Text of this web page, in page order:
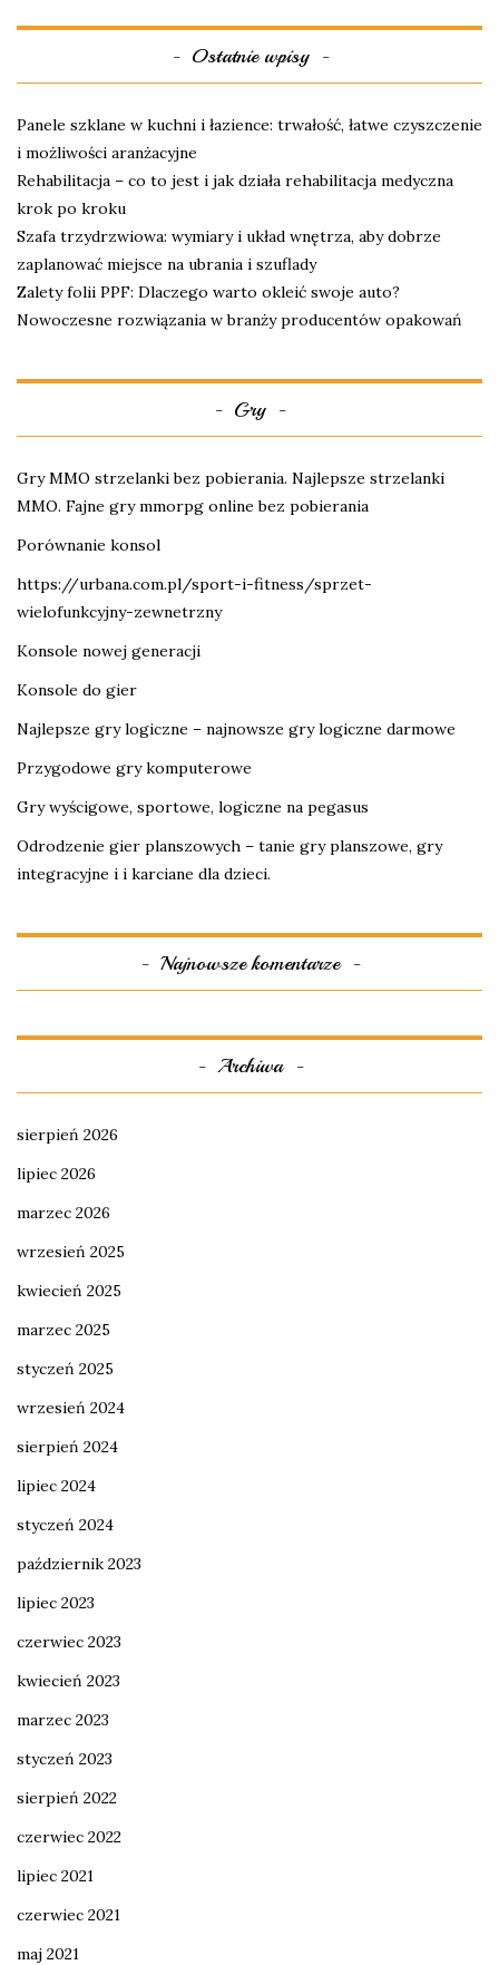
Ostatnie wpisy
Panele szklane w kuchni i łazience: trwałość, łatwe czyszczenie
i możliwości aranżacyjne
Rehabilitacja – co to jest i jak działa rehabilitacja medyczna
krok po kroku
Szafa trzydrzwiowa: wymiary i układ wnętrza, aby dobrze
zaplanować miejsce na ubrania i szuflady
Zalety folii PPF: Dlaczego warto okleić swoje auto?
Nowoczesne rozwiązania w branży producentów opakowań
Gry
Gry MMO strzelanki bez pobierania. Najlepsze strzelanki
MMO. Fajne gry mmorpg online bez pobierania
Porównanie konsol
https://urbana.com.pl/sport-i-fitness/sprzet-
wielofunkcyjny-zewnetrzny
Konsole nowej generacji
Konsole do gier
Najlepsze gry logiczne – najnowsze gry logiczne darmowe
Przygodowe gry komputerowe
Gry wyścigowe, sportowe, logiczne na pegasus
Odrodzenie gier planszowych – tanie gry planszowe, gry
integracyjne i i karciane dla dzieci.
Najnowsze komentarze
Archiwa
sierpień 2026
lipiec 2026
marzec 2026
wrzesień 2025
kwiecień 2025
marzec 2025
styczeń 2025
wrzesień 2024
sierpień 2024
lipiec 2024
styczeń 2024
październik 2023
lipiec 2023
czerwiec 2023
kwiecień 2023
marzec 2023
styczeń 2023
sierpień 2022
czerwiec 2022
lipiec 2021
czerwiec 2021
maj 2021